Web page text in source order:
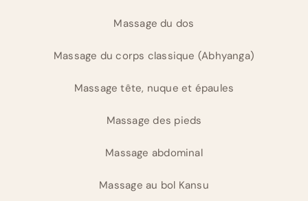
Massage du dos
Massage du corps classique (Abhyanga)
Massage tête, nuque et épaules
Massage des pieds
Massage abdominal
Massage au bol Kansu